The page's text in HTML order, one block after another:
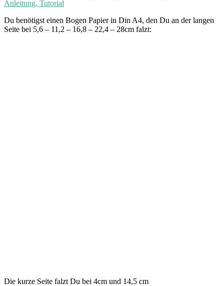
Du benötigst einen Bogen Papier in Din A4, den Du an der langen
Seite bei 5,6 – 11,2 – 16,8 – 22,4 – 28cm falzt:
Die kurze Seite falzt Du bei 4cm und 14,5 cm